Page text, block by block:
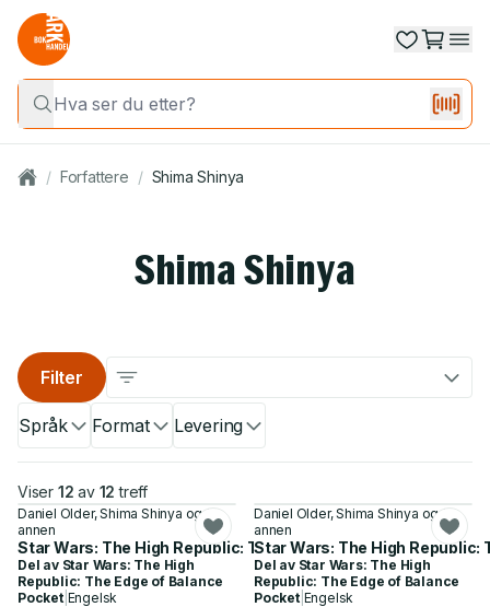
/ Forfattere / Shima Shinya
Shima Shinya
Språk Format Levering
Filter
Viser 12 av 12 treff
Daniel Older, Shima Shinya og 1
annen
Star Wars: The High Republic: The Edge of Balance, Vol. 3
Del av Star Wars: The High
Republic: The Edge of Balance
Pocket| Engelsk
Daniel Older, Shima Shinya og 1
annen
Star Wars: The High Republic:
Del av Star Wars: The High
Republic: The Edge of Balance
Pocket| Engelsk